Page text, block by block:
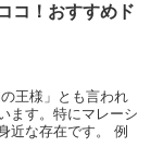
コ！おすすめド
王様」とも言われ
ます。特にマレーシ
近な存在です。 例